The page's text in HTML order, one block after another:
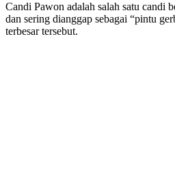
Candi Pawon adalah salah satu candi
dan sering dianggap sebagai “pintu
terbesar tersebut.